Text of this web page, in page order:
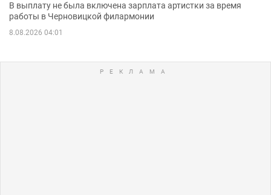
В выплату не была включена зарплата артистки за время
работы в Черновицкой филармонии
8.08.2026 04:01